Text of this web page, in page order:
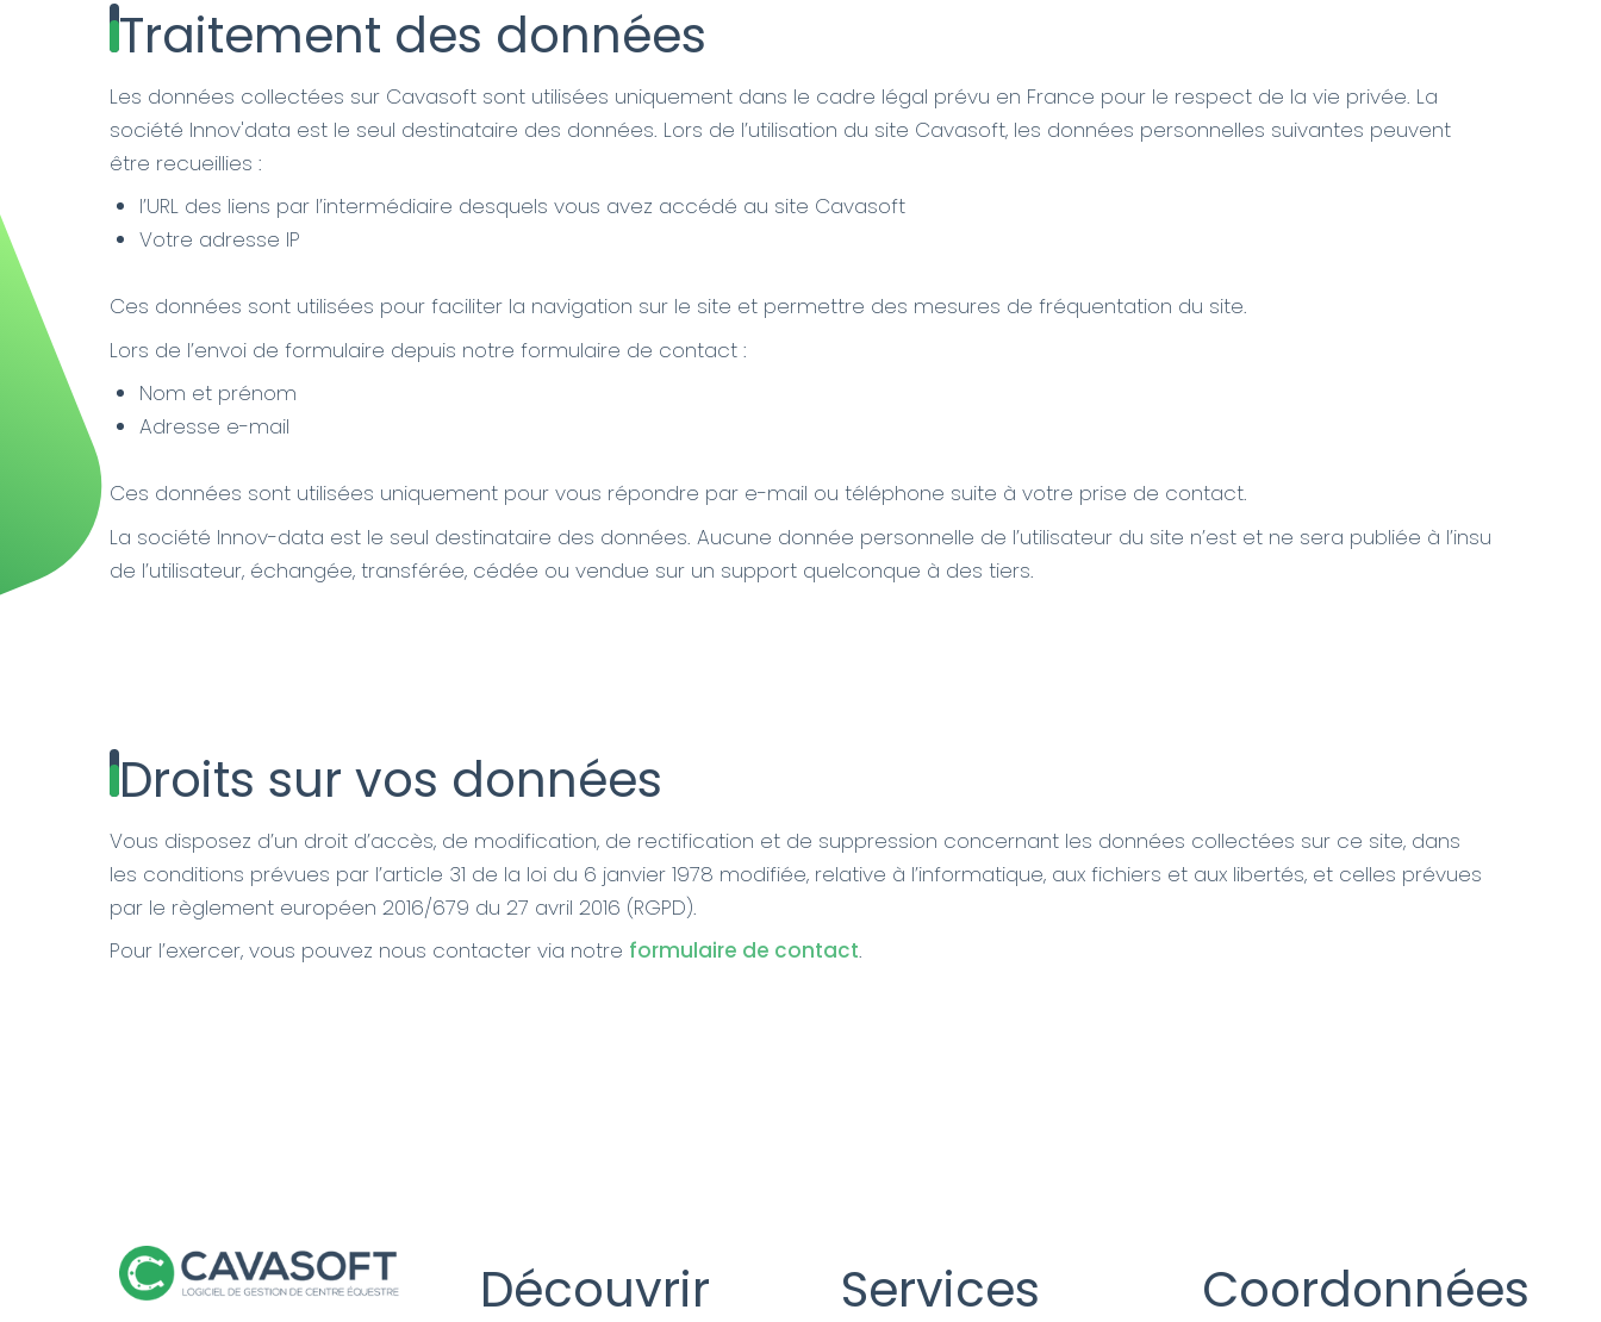
Traitement des données
Les données collectées sur Cavasoft sont utilisées uniquement dans le cadre légal prévu en France pour le respect de la vie privée. La
société Innov'data est le seul destinataire des données. Lors de l’utilisation du site Cavasoft, les données personnelles suivantes peuvent
être recueillies :
l’URL des liens par l’intermédiaire desquels vous avez accédé au site Cavasoft
Votre adresse IP
Ces données sont utilisées pour faciliter la navigation sur le site et permettre des mesures de fréquentation du site.
Lors de l’envoi de formulaire depuis notre formulaire de contact :
Nom et prénom
Adresse e-mail
Ces données sont utilisées uniquement pour vous répondre par e-mail ou téléphone suite à votre prise de contact.
La société Innov-data est le seul destinataire des données. Aucune donnée personnelle de l’utilisateur du site n’est et ne sera publiée à l’insu
de l’utilisateur, échangée, transférée, cédée ou vendue sur un support quelconque à des tiers.
Droits sur vos données
Vous disposez d’un droit d’accès, de modification, de rectification et de suppression concernant les données collectées sur ce site, dans
les conditions prévues par l’article 31 de la loi du 6 janvier 1978 modifiée, relative à l’informatique, aux fichiers et aux libertés, et celles prévues
par le règlement européen 2016/679 du 27 avril 2016 (RGPD).
Pour l’exercer, vous pouvez nous contacter via notre formulaire de contact.
Découvrir Services Coordonnées